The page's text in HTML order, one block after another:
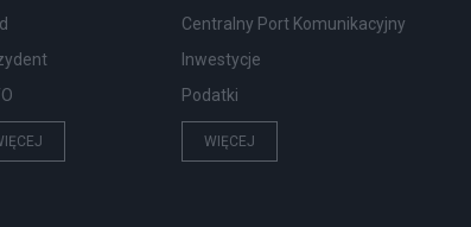
Centralny Port Komunikacyjny
Inwestycje
Podatki
WIĘCEJ